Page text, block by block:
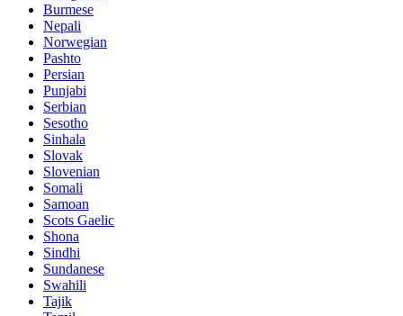
Burmese
Nepali
Norwegian
Pashto
Persian
Punjabi
Serbian
Sesotho
Sinhala
Slovak
Slovenian
Somali
Samoan
Scots Gaelic
Shona
Sindhi
Sundanese
Swahili
Tajik